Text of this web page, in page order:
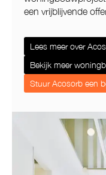
een vrijblijvende
Lees meer over
Bekijk meer
Stuur Acosorb een